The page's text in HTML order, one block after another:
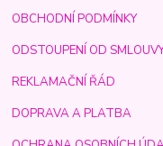
OBCHODNÍ PODMÍNKY
ODSTOUPENÍ OD
REKLAMAČNÍ ŘÁD
DOPRAVA A PLATBA